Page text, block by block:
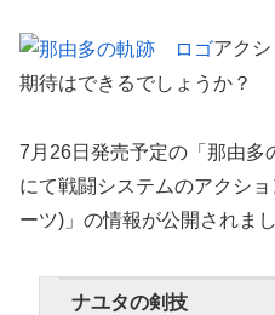
アク
期待はできるでしょうか？
7月26日発売予定の「那由多
にて戦闘システムのアクシ
ーツ)」の情報が公開されま
ナユタの剣技